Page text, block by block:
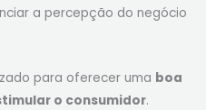
a percepção do negócio
para oferecer uma boa
o consumidor.